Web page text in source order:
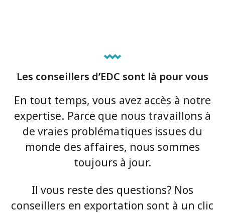
Les conseillers d’EDC sont là pour vous
En tout temps, vous avez accès à notre
expertise. Parce que nous travaillons à
de vraies problématiques issues du
monde des affaires, nous sommes
toujours à jour.
Il vous reste des questions? Nos
conseillers en exportation sont à un clic